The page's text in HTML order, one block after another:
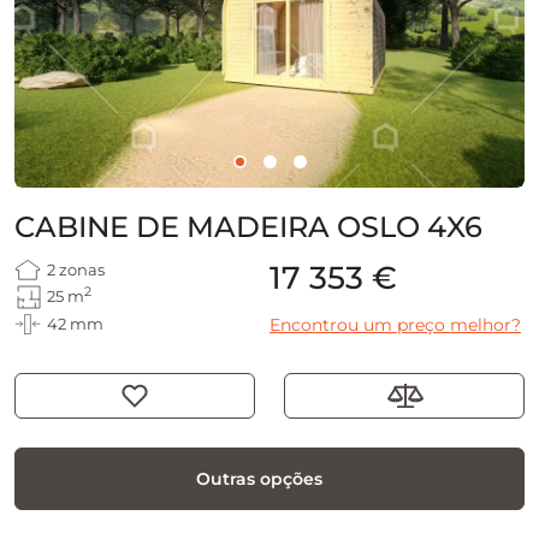
CABINE DE MADEIRA OSLO 4X6
2 zonas
25 m2
42 mm
17 353 €
Encontrou um preço melhor?
Outras opções